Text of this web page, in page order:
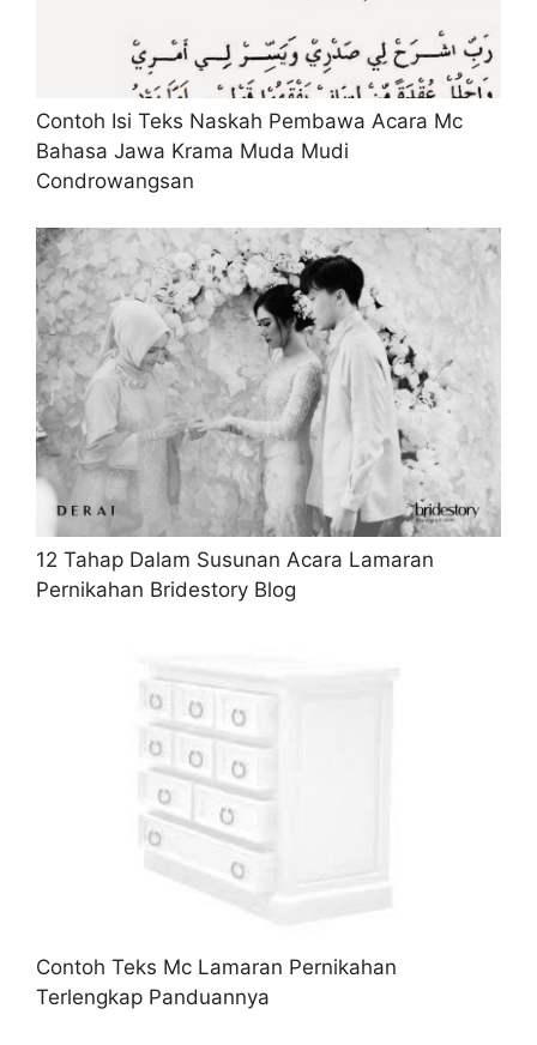
Contoh Isi Teks Naskah Pembawa Acara Mc
Bahasa Jawa Krama Muda Mudi
Condrowangsan
12 Tahap Dalam Susunan Acara Lamaran
Pernikahan Bridestory Blog
Contoh Teks Mc Lamaran Pernikahan
Terlengkap Panduannya